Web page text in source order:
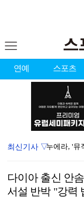
연예 스포츠
최신기사 ▽
다이아 출신 안
서설 반박 "강력